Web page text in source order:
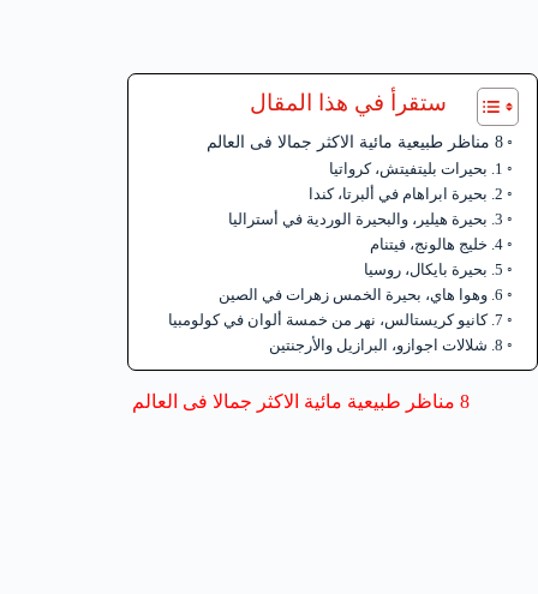
ستقرأ في هذا المقال
8 مناظر طبيعية مائية الاكثر جمالا فى العالم
1. بحيرات بليتفيتش، كرواتيا
2. بحيرة ابراهام في ألبرتا، كندا
3. بحيرة هيلير، والبحيرة الوردية في أستراليا
4. خليج هالونج، فيتنام
5. بحيرة بايكال، روسيا
6. وهوا هاي، بحيرة الخمس زهرات في الصين
7. كانيو كريستالس، نهر من خمسة ألوان في كولومبيا
8. شلالات اجوازو، البرازيل والأرجنتين
8 مناظر طبيعية مائية الاكثر جمالا فى العالم